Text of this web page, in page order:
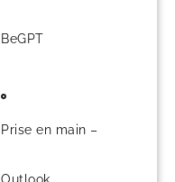
BeGPT
Prise en main –